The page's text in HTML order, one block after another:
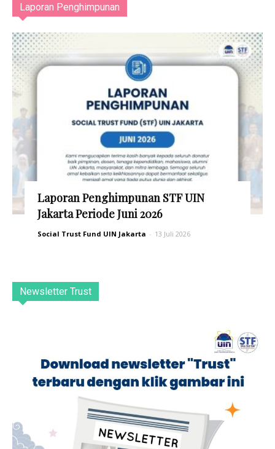
Laporan Penghimpunan
Laporan Penghimpunan STF UIN
Jakarta Periode Juni 2026
Social Trust Fund UIN Jakarta - 13 Juli 2026
Newsletter Trust